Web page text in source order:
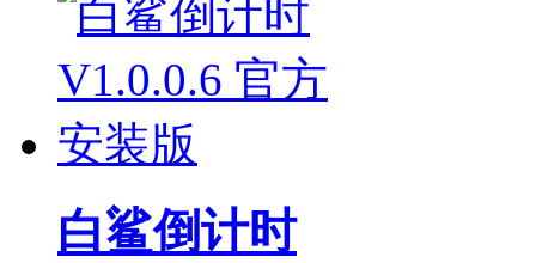
白鲨倒计时